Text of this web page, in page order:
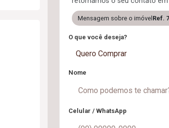
Mensagem sobre o imóvel Ref.
O que você deseja?
Quero Comprar
Nome
Celular / WhatsApp